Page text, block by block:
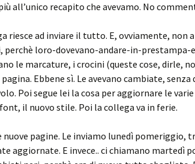
all’unico recapito che avevamo. No
riesce ad inviare il tutto. E, ovviamente, non
perchè loro-dovevano-andare-in-
le marcature, i crocini (queste cose, dirle,
Ebbene sì. Le avevano cambiate, senza
Poi segue lei la cosa per aggiornare le
il nuovo stile. Poi la collega va in ferie.
nuove pagine. Le inviamo lunedì pomeriggio,
aggiornate. E invece.. ci chiamano martedì